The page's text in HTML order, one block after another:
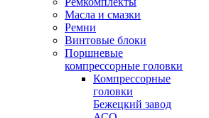
Масла и смазки
Ремни
Винтовые блоки
Поршневые
компрессорные головки
Компрессорные
головки
Бежецкий завод